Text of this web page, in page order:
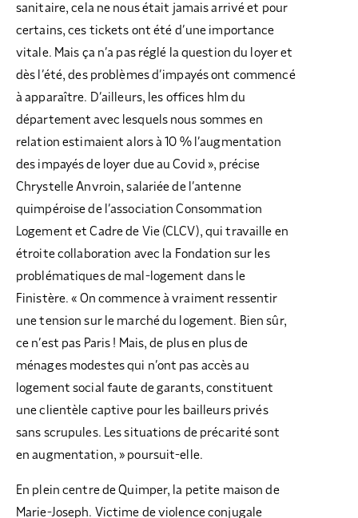
sanitaire, cela ne nous était jamais arrivé et pour
certains, ces tickets ont été d’une importance
vitale. Mais ça n’a pas réglé la question du loyer et
dès l’été, des problèmes d’impayés ont commencé
à apparaître. D’ailleurs, les offices hlm du
département avec lesquels nous sommes en
relation estimaient alors à 10 % l’augmentation
des impayés de loyer due au Covid », précise
Chrystelle Anvroin, salariée de l’antenne
quimpéroise de l’association Consommation
Logement et Cadre de Vie (CLCV), qui travaille en
étroite collaboration avec la Fondation sur les
problématiques de mal-logement dans le
Finistère. « On commence à vraiment ressentir
une tension sur le marché du logement. Bien sûr,
ce n’est pas Paris ! Mais, de plus en plus de
ménages modestes qui n’ont pas accès au
logement social faute de garants, constituent
une clientèle captive pour les bailleurs privés
sans scrupules. Les situations de précarité sont
en augmentation, » poursuit-elle.
En plein centre de Quimper, la petite maison de
Marie-Joseph. Victime de violence conjugale